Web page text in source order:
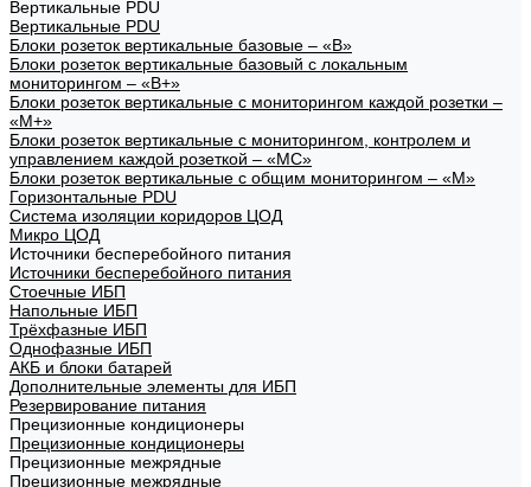
Вертикальные PDU
Вертикальные PDU
Блоки розеток вертикальные базовые – «В»
Блоки розеток вертикальные базовый с локальным
мониторингом – «В+»
Блоки розеток вертикальные с мониторингом каждой розетки –
«М+»
Блоки розеток вертикальные с мониторингом, контролем и
управлением каждой розеткой – «МС»
Блоки розеток вертикальные с общим мониторингом – «М»
Горизонтальные PDU
Система изоляции коридоров ЦОД
Микро ЦОД
Источники бесперебойного питания
Источники бесперебойного питания
Стоечные ИБП
Напольные ИБП
Трёхфазные ИБП
Однофазные ИБП
АКБ и блоки батарей
Дополнительные элементы для ИБП
Резервирование питания
Прецизионные кондиционеры
Прецизионные кондиционеры
Прецизионные межрядные
Прецизионные межрядные